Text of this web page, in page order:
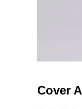
Cover